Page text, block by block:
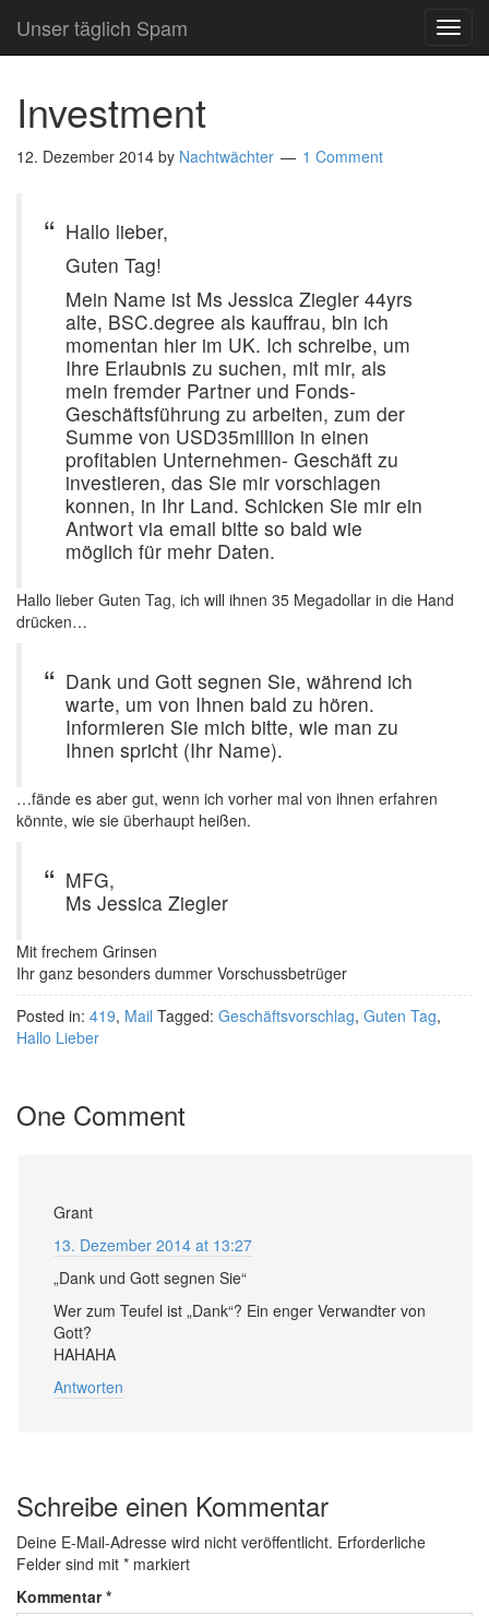
Unser täglich Spam
Investment
12. Dezember 2014 by Nachtwächter 1 Comment
Hallo lieber,
Guten Tag!
Mein Name ist Ms Jessica Ziegler 44yrs
alte, BSC.degree als kauffrau, bin ich
momentan hier im UK. Ich schreibe, um
Ihre Erlaubnis zu suchen, mit mir, als
mein fremder Partner und Fonds-
Geschäftsführung zu arbeiten, zum der
Summe von USD35million in einen
profitablen Unternehmen- Geschäft zu
investieren, das Sie mir vorschlagen
konnen, in Ihr Land. Schicken Sie mir ein
Antwort via email bitte so bald wie
möglich für mehr Daten.
Hallo lieber Guten Tag, ich will ihnen 35 Megadollar in die Hand
drücken…
Dank und Gott segnen Sie, während ich
warte, um von Ihnen bald zu hören.
Informieren Sie mich bitte, wie man zu
Ihnen spricht (Ihr Name).
…fände es aber gut, wenn ich vorher mal von ihnen erfahren
könnte, wie sie überhaupt heißen.
MFG,
Ms Jessica Ziegler
Mit frechem Grinsen
Ihr ganz besonders dummer Vorschussbetrüger
Posted in: 419, Mail Tagged: Geschäftsvorschlag, Guten Tag,
Hallo Lieber
One Comment
Grant
13. Dezember 2014 at 13:27
„Dank und Gott segnen Sie“
Wer zum Teufel ist „Dank“? Ein enger Verwandter von
Gott?
HAHAHA
Antworten
Schreibe einen Kommentar
Deine E-Mail-Adresse wird nicht veröffentlicht. Erforderliche
Felder sind mit * markiert
Kommentar*